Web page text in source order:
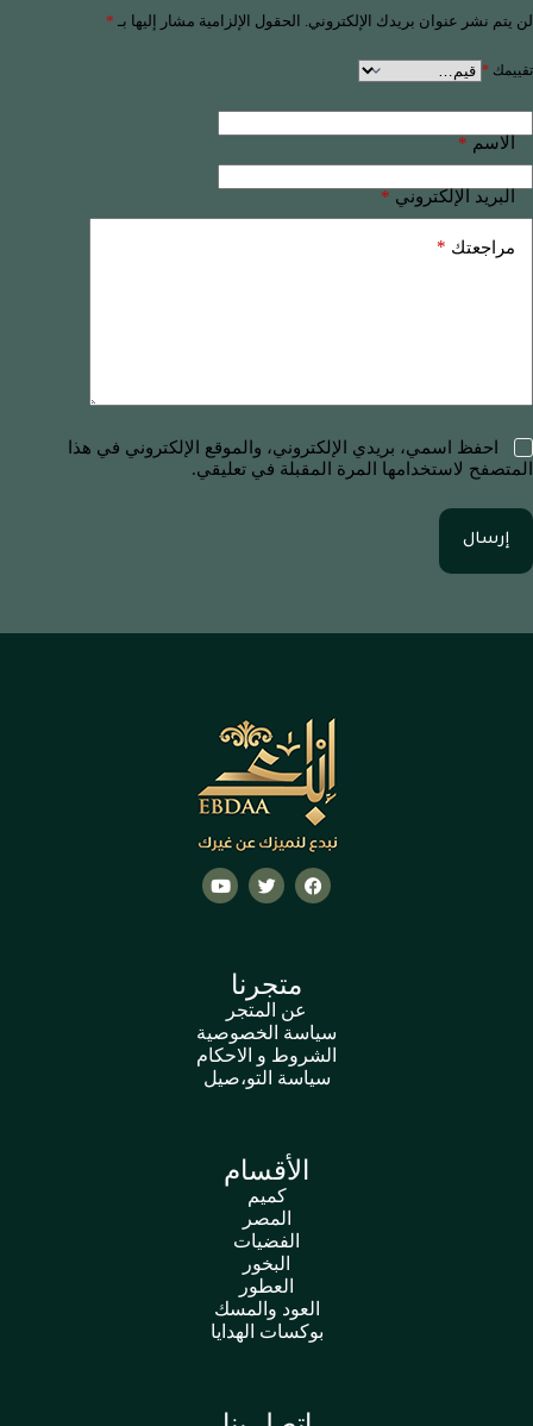
لن يتم نشر عنوان بريدك الإلكتروني. الحقول الإلزامية مشار إليها بـ *
تقييمك *
الاسم*
البريد الإلكتروني*
مراجعتك *
احفظ اسمي، بريدي الإلكتروني، والموقع الإلكتروني في هذا
المتصفح لاستخدامها المرة المقبلة في تعليقي.
إرسال
متجرنا
عن المتجر
سياسة الخصوصية
الشروط و الاحكام
سياسة التو،صيل
الأقسام
كميم
المصر
الفضيات
البخور
العطور
العود والمسك
بوكسات الهدايا